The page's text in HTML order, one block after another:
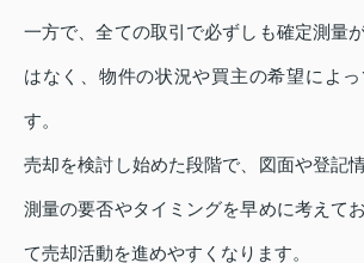
一方で、全ての取引で必ずしも確定測量
はなく、物件の状況や買主の希望によ
す。
売却を検討し始めた段階で、図面や登記
測量の要否やタイミングを早めに考えて
て売却活動を進めやすくなります。